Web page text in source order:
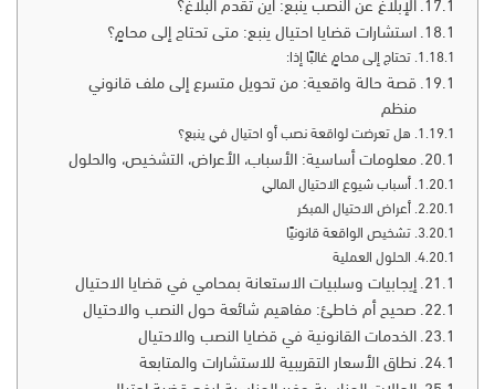
الإبلاغ عن النصب ينبع: أين تقدم البلاغ؟
استشارات قضايا احتيال ينبع: متى تحتاج إلى محامٍ؟
تحتاج إلى محامٍ غالبًا إذا:
قصة حالة واقعية: من تحويل متسرع إلى ملف قانوني
منظم
هل تعرضت لواقعة نصب أو احتيال في ينبع؟
معلومات أساسية: الأسباب، الأعراض، التشخيص، والحلول
أسباب شيوع الاحتيال المالي
أعراض الاحتيال المبكر
تشخيص الواقعة قانونيًا
الحلول العملية
إيجابيات وسلبيات الاستعانة بمحامي في قضايا الاحتيال
صحيح أم خاطئ: مفاهيم شائعة حول النصب والاحتيال
الخدمات القانونية في قضايا النصب والاحتيال
نطاق الأسعار التقريبية للاستشارات والمتابعة